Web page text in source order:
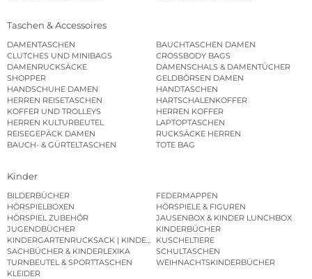
Taschen & Accessoires
DAMENTASCHEN
BAUCHTASCHEN DAMEN
CLUTCHES UND MINIBAGS
CROSSBODY BAGS
DAMENRUCKSÄCKE
DAMENSCHALS & DAMENTÜCHER
SHOPPER
GELDBÖRSEN DAMEN
HANDSCHUHE DAMEN
HANDTASCHEN
HERREN REISETASCHEN
HARTSCHALENKOFFER
KOFFER UND TROLLEYS
HERREN KOFFER
HERREN KULTURBEUTEL
LAPTOPTASCHEN
REISEGEPÄCK DAMEN
RUCKSÄCKE HERREN
BAUCH- & GÜRTELTASCHEN
TOTE BAG
Kinder
BILDERBÜCHER
FEDERMAPPEN
HÖRSPIELBOXEN
HÖRSPIELE & FIGUREN
HÖRSPIEL ZUBEHÖR
JAUSENBOX & KINDER LUNCHBOX
JUGENDBÜCHER
KINDERBÜCHER
KINDERGARTENRUCKSACK | KINDERGARTENBEUTEL
KUSCHELTIERE
SACHBÜCHER & KINDERLEXIKA
SCHULTASCHEN
TURNBEUTEL & SPORTTASCHEN
WEIHNACHTSKINDERBÜCHER
KLEIDER